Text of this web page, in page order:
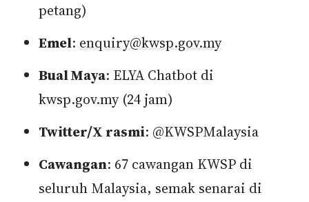
petang)
Emel: enquiry@kwsp.gov.my
Bual Maya: ELYA Chatbot di
kwsp.gov.my (24 jam)
Twitter/X rasmi: @KWSPMalaysia
Cawangan: 67 cawangan KWSP di
seluruh Malaysia, semak senarai di